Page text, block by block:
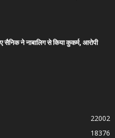
सैनिक ने नाबालिग से किया कुकर्म, आरोपी
22002
18376